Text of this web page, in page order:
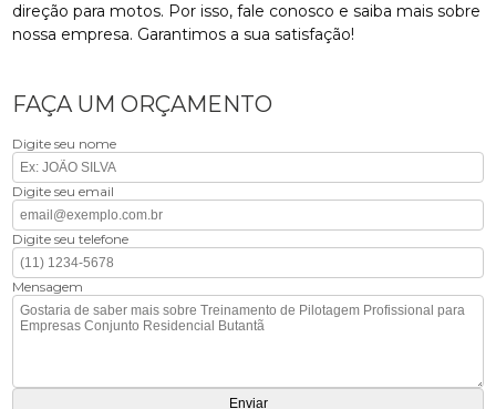
direção para motos. Por isso, fale conosco e saiba mais sobre
nossa empresa. Garantimos a sua satisfação!
FAÇA UM ORÇAMENTO
Digite seu nome
Digite seu email
Digite seu telefone
Mensagem